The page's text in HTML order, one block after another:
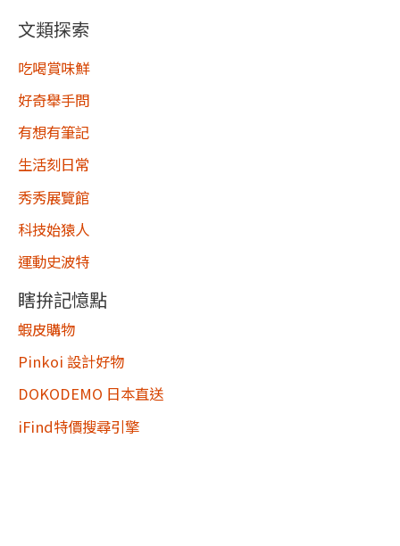
文類探索
吃喝賞味鮮
好奇舉手問
有想有筆記
生活刻日常
秀秀展覽館
科技始猿人
運動史波特
瞎拚記憶點
蝦皮購物
Pinkoi 設計好物
DOKODEMO 日本直送
iFind特價搜尋引擎